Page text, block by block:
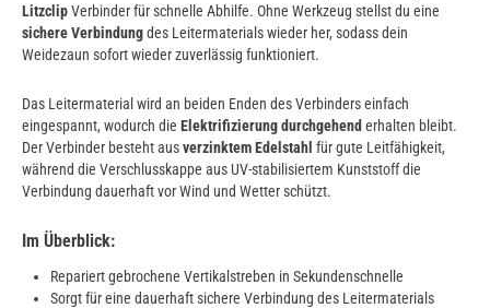
LitzclipVerbinder für schnelle Abhilfe. Ohne Werkzeug stellst du eine
sichere Verbindungdes Leitermaterials wieder her, sodass dein
Weidezaun sofort wieder zuverlässig funktioniert.
Das Leitermaterial wird an beiden Enden des Verbinders einfach
eingespannt, wodurch die Elektrifizierung durchgehend erhalten bleibt.
Der Verbinder besteht ausverzinktem Edelstahl für gute Leitfähigkeit,
während die Verschlusskappe aus UV-stabilisiertem Kunststoff die
Verbindung dauerhaft vor Wind und Wetter schützt.
Im Überblick:
Repariert gebrochene Vertikalstreben in Sekundenschnelle
Sorgt für eine dauerhaft sichere Verbindung des Leitermaterials